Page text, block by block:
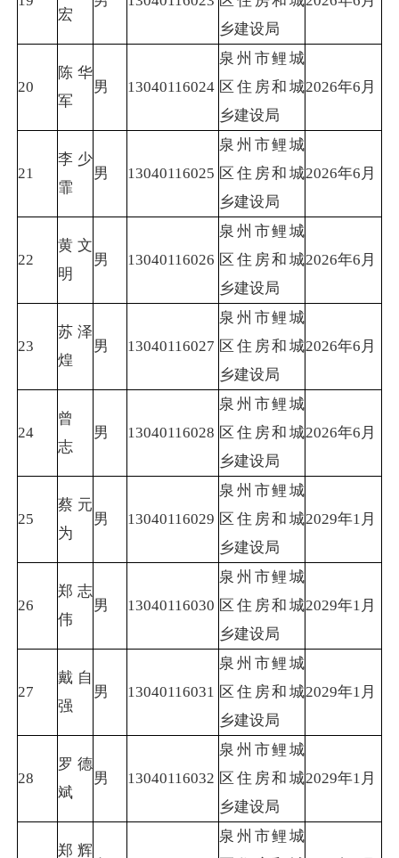
宏
乡建设局
20
陈华
军
男 13040116024
泉州市鲤城
区住房和城
乡建设局
2026年6月
21
李少
霏
男 13040116025
泉州市鲤城
区住房和城
乡建设局
2026年6月
22
黄文
明
男 13040116026
泉州市鲤城
区住房和城
乡建设局
2026年6月
23
苏泽
煌
男 13040116027
泉州市鲤城
区住房和城
乡建设局
2026年6月
24
曾
志
男 13040116028
泉州市鲤城
区住房和城
乡建设局
2026年6月
25
蔡元
为
男 13040116029
泉州市鲤城
区住房和城
乡建设局
2029年1月
26
郑志
伟
男 13040116030
泉州市鲤城
区住房和城
乡建设局
2029年1月
27
戴自
强
男 13040116031
泉州市鲤城
区住房和城
乡建设局
2029年1月
28
罗德
斌
男 13040116032
泉州市鲤城
区住房和城
乡建设局
2029年1月
郑辉
泉州市鲤城